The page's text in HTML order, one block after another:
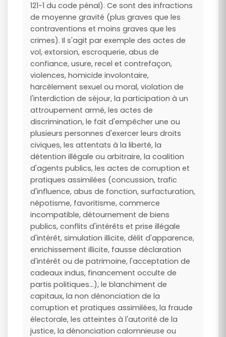
121-1 du code pénal). Ce sont des infractions
de moyenne gravité (plus graves que les
contraventions et moins graves que les
crimes). Il s'agit par exemple des actes de
vol, extorsion, escroquerie, abus de
confiance, usure, recel et contrefaçon,
violences, homicide involontaire,
harcèlement sexuel ou moral, violation de
l'interdiction de séjour, la participation à un
attroupement armé, les actes de
discrimination, le fait d'empêcher une ou
plusieurs personnes d'exercer leurs droits
civiques, les attentats à la liberté, la
détention illégale ou arbitraire, la coalition
d'agents publics, les actes de corruption et
pratiques assimilées (concussion, trafic
d'influence, abus de fonction, surfacturation,
népotisme, favoritisme, commerce
incompatible, détournement de biens
publics, conflits d'intérêts et prise illégale
d'intérêt, simulation illicite, délit d'apparence,
enrichissement illicite, fausse déclaration
d'intérêt ou de patrimoine, l'acceptation de
cadeaux indus, financement occulte de
partis politiques...), le blanchiment de
capitaux, la non dénonciation de la
corruption et pratiques assimilées, la fraude
électorale, les atteintes à l'autorité de la
justice, la dénonciation calomnieuse ou